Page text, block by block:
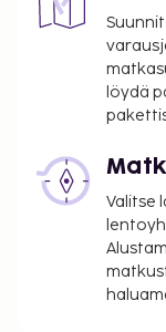
löydä
Valitse